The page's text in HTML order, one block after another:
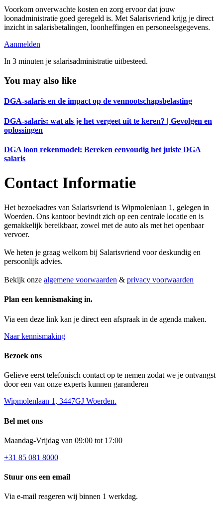
Voorkom onverwachte kosten en zorg ervoor dat jouw
loonadministratie goed geregeld is. Met Salarisvriend krijg je direct
inzicht in salarisbetalingen, loonheffingen en personeelsgegevens.
Aanmelden
In 3 minuten je salarisadministratie uitbesteed.
You may also like
DGA-salaris en de impact op de vennootschapsbelasting
DGA-salaris: wat als je het vergeet uit te keren? | Gevolgen en
oplossingen
DGA loon rekenmodel: Bereken eenvoudig het juiste DGA
salaris
Contact Informatie
Het bezoekadres van Salarisvriend is Wipmolenlaan 1, gelegen in
Woerden. Ons kantoor bevindt zich op een centrale locatie en is
gemakkelijk bereikbaar, zowel met de auto als met het openbaar
vervoer.
We heten je graag welkom bij Salarisvriend voor deskundig en
persoonlijk advies.
Bekijk onze algemene voorwaarden & privacy voorwaarden
Plan een kennismaking in.
Via een deze link kan je direct een afspraak in de agenda maken.
Naar kennismaking
Bezoek ons
Gelieve eerst telefonisch contact op te nemen zodat we je ontvangst
door een van onze experts kunnen garanderen
Wipmolenlaan 1, 3447GJ Woerden.
Bel met ons
Maandag-Vrijdag van 09:00 tot 17:00
+31 85 081 8000
Stuur ons een email
Via e-mail reageren wij binnen 1 werkdag.